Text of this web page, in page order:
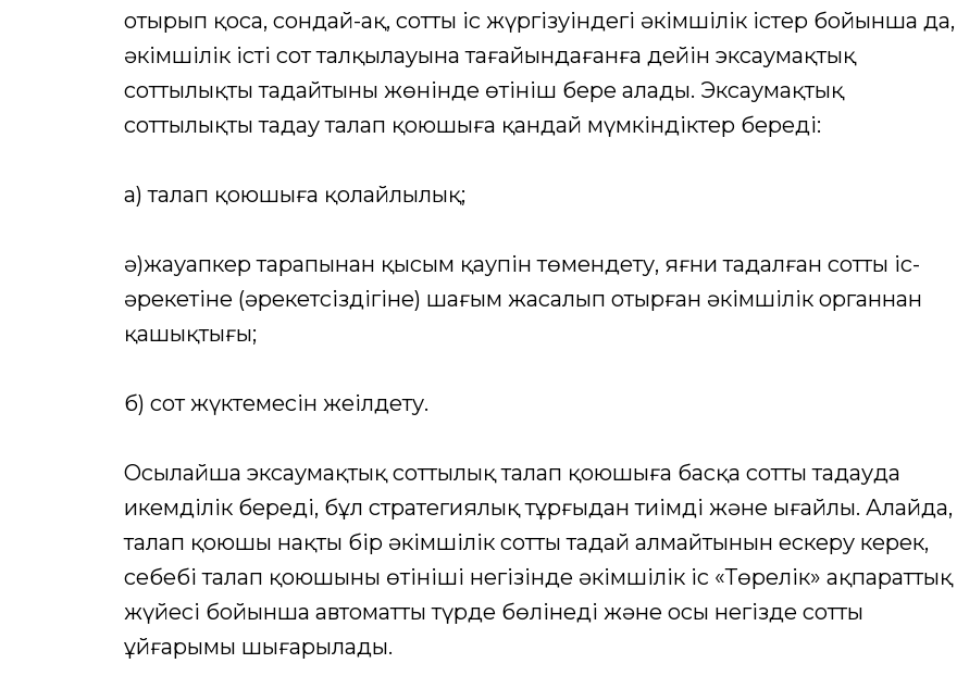
отырып қоса, сондай-ақ, соттың іс жүргізуіндегі әкімшілік істер бойынша да,
әкімшілік істі сот талқылауына тағайындағанға дейін эксаумақтық
соттылықты таңдайтыны жөнінде өтініш бере алады. Эксаумақтық
соттылықты таңдау талап қоюшыға қандай мүмкіндіктер береді:
а) талап қоюшыға қолайлылық;
ә)жауапкер тарапынан қысым қаупін төмендету, яғни таңдалған соттың іс-
әрекетіне (әрекетсіздігіне) шағым жасалып отырған әкімшілік органнан
қашықтығы;
б) сот жүктемесін жеңілдету.
Осылайша эксаумақтық соттылық талап қоюшыға басқа сотты таңдауда
икемділік береді, бұл стратегиялық тұрғыдан тиімді және ыңғайлы. Алайда,
талап қоюшы нақты бір әкімшілік сотты таңдай алмайтынын ескеру керек,
себебі талап қоюшының өтініші негізінде әкімшілік іс «Төрелік» ақпараттық
жүйесі бойынша автоматты түрде бөлінеді және осы негізде соттың
ұйғарымы шығарылады.